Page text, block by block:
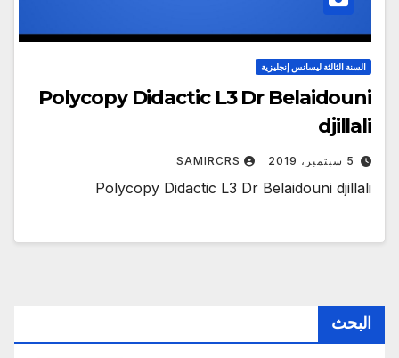
السنة الثالثة ليسانس إنجليزية
Polycopy Didactic L3 Dr Belaidouni
djillali
5 سبتمبر، 2019 SAMIRCRS
Polycopy Didactic L3 Dr Belaidouni djillali
البحث